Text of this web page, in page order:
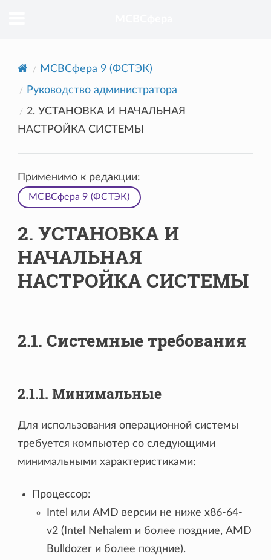
МСВСфера 9 (ФСТЭК)
Руководство администратора
2. УСТАНОВКА И НАЧАЛЬНАЯ
НАСТРОЙКА СИСТЕМЫ
Применимо к редакции:
МСВСфера 9 (ФСТЭК)
2. УСТАНОВКА И
НАЧАЛЬНАЯ
НАСТРОЙКА СИСТЕМЫ
2.1. Системные требования
2.1.1. Минимальные
Для использования операционной системы
требуется компьютер со следующими
минимальными характеристиками:
Процессор:
Intel или AMD версии не ниже x86-64-
v2 (Intel Nehalem и более поздние, AMD
Bulldozer и более поздние).